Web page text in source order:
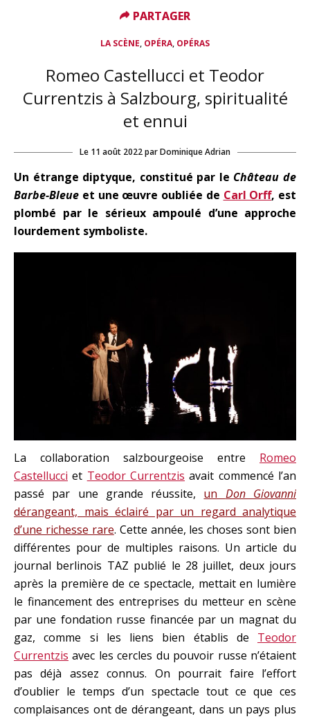
LA SCÈNE, OPÉRA, OPÉRAS
Romeo Castellucci et Teodor
Currentzis à Salzbourg, spiritualité
et ennui
Le 11 août 2022parDominique Adrian
Un étrange diptyque, constitué par le Château de
Barbe-Bleue et une œuvre oubliée de Carl Orff, est
plombé par le sérieux ampoulé d’une approche
lourdement symboliste.
La collaboration salzbourgeoise entre Romeo
Castellucci et Teodor Currentzis avait commencé l’an
passé par une grande réussite, un Don Giovanni
dérangeant, mais éclairé par un regard analytique
d’une richesse rare. Cette année, les choses sont bien
différentes pour de multiples raisons. Un article du
journal berlinois TAZ publié le 28 juillet, deux jours
après la première de ce spectacle, mettait en lumière
le financement des entreprises du metteur en scène
par une fondation russe financée par un magnat du
gaz, comme si les liens bien établis de Teodor
Currentzis avec les cercles du pouvoir russe n’étaient
pas déjà assez connus. On pourrait faire l’effort
d’oublier le temps d’un spectacle tout ce que ces
complaisances ont de dérangeant, dans un pays plus
PARTAGER
PARTAGER